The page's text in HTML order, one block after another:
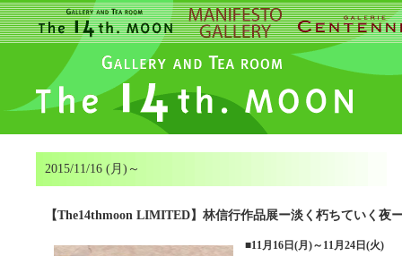
2015/11/16 (月)～
【The14thmoon LIMITED】林信行作品展ー淡く朽ちていく夜
■11月16日(月)～11月24日(火)